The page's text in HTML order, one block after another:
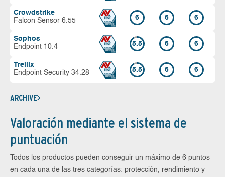
Crowdstrike
Falcon Sensor 6.55
6 6 6
Sophos
Endpoint 10.4
5.5 6 6
Trellix
Endpoint Security 34.28
5.5 6 6
ARCHIVE
Valoración mediante el sistema de
puntuación
Todos los productos pueden conseguir un máximo de 6 puntos
en cada una de las tres categorías: protección, rendimiento y